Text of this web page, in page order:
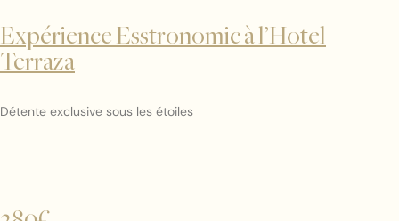
Expérience Esstronomic à l’Hotel
Terraza
Détente exclusive sous les étoiles